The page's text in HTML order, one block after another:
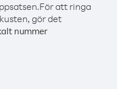
För att ringa
gör det
nummer